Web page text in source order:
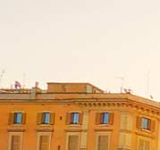
QUALI